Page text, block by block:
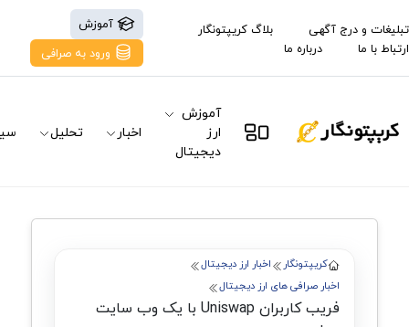
تبلیغات و درج آگهی
بلاگ کریپتونگار
ارتباط با ما
درباره ما
آموزش
ورود به صرافی
آموزش
ارز
دیجیتال
اخبار تحلیل
کریپتونگار
اخبار ارز دیجیتال
اخبار صرافی های ارز دیجیتال
فریب کاربران Uniswap با یک وب سایت